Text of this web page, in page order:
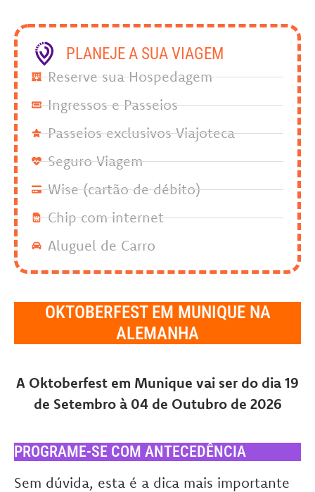
PLANEJE A SUA VIAGEM
Reserve sua Hospedagem
Ingressos e Passeios
Passeios exclusivos Viajoteca
Seguro Viagem
Wise (cartão de débito)
Chip com internet
Aluguel de Carro
OKTOBERFEST EM MUNIQUE NA
ALEMANHA
A Oktoberfest em Munique vai ser do dia 19
de Setembro à 04 de Outubro de 2026
PROGRAME-SE COM ANTECEDÊNCIA
Sem dúvida, esta é a dica mais importante